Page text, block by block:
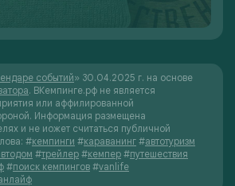
событий» 30.04.2025 г. на основе
. ВКемпинге.рф не является
или аффилированной
Информация размещена
и не иожет считаться публичной
#кемпинги #караванинг #автотуризм
#трейлер #кемпер #путешествия
#поиск кемпингов #vanlife